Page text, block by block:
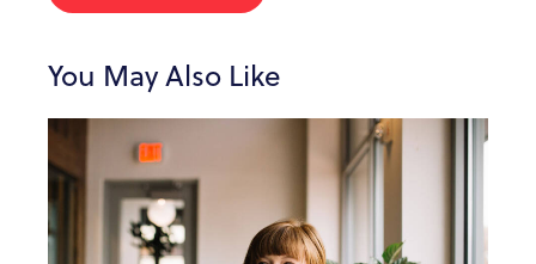
You May Also Like